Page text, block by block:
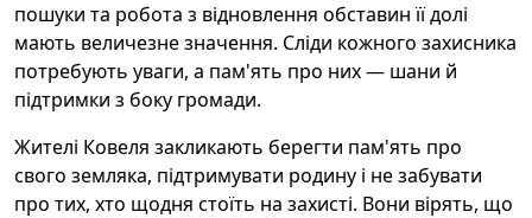
пошуки та робота з відновлення обставин її долі
мають величезне значення. Сліди кожного захисника
потребують уваги, а пам'ять про них — шани й
підтримки з боку громади.
Жителі Ковеля закликають берегти пам'ять про
свого земляка, підтримувати родину і не забувати
про тих, хто щодня стоїть на захисті. Вони вірять, що